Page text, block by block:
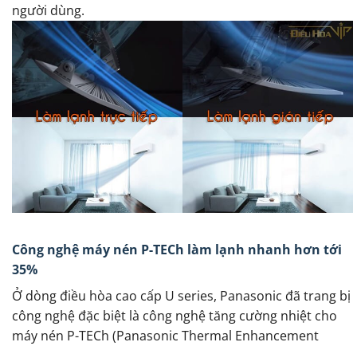
người dùng.
Công nghệ máy nén P-TECh làm lạnh nhanh hơn tới
35%
Ở dòng điều hòa cao cấp U series, Panasonic đã trang bị
công nghệ đặc biệt là công nghệ tăng cường nhiệt cho
máy nén P-TECh (Panasonic Thermal Enhancement